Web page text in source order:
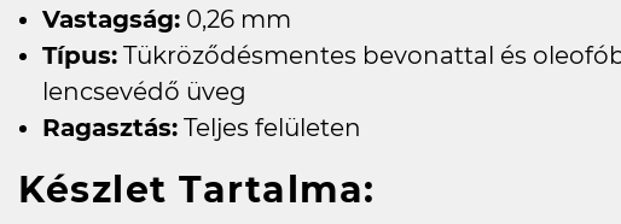
Vastagság: 0,26 mm
Típus: Tükröződésmentes bevonattal és
lencsevédő üveg
Ragasztás: Teljes felületen
Készlet Tartalma: